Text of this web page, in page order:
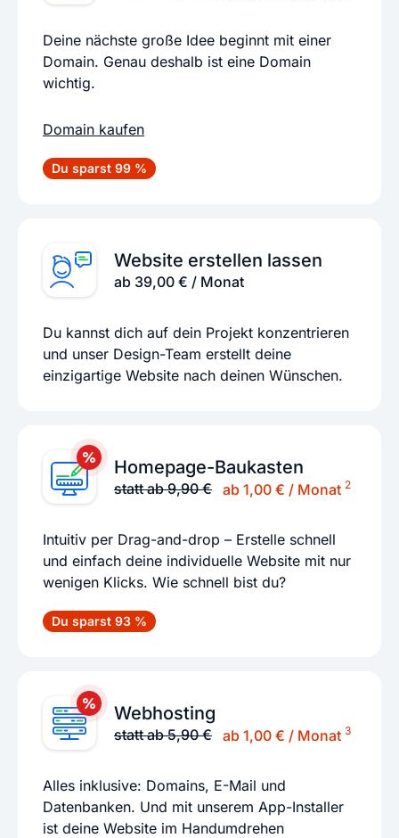
Deine nächste große Idee beginnt mit einer
Domain. Genau deshalb ist eine Domain
wichtig.
Domain kaufen
Du sparst 99 %
Website erstellen lassen
ab 39,00 € / Monat
Du kannst dich auf dein Projekt konzentrieren
und unser Design-Team erstellt deine
einzigartige Website nach deinen Wünschen.
Homepage-Baukasten
statt ab 9,90 € ab 1,00 € / Monat 2
Intuitiv per Drag-and-drop – Erstelle schnell
und einfach deine individuelle Website mit nur
wenigen Klicks. Wie schnell bist du?
Du sparst 93 %
Webhosting
statt ab 5,90 € ab 1,00 € / Monat 3
Alles inklusive: Domains, E-Mail und
Datenbanken. Und mit unserem App-Installer
ist deine Website im Handumdrehen